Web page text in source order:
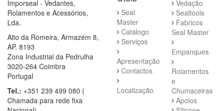
Imporseal - Vedantes,
Rolamentos e Acessórios,
Lda.
Alto da Romeira, Armazém 8,
AP. 8193
Zona Industrial da Pedrulha
3020-264 Coimbra
Portugal
Tel.: +351 239 499 080 (
Chamada para rede fixa
Seal
Master
Catálogo
Serviços
Apresentação
Contactos
Localização
Vedação
Sealtools
Fabricos
Seal Master
Empanques
Rolamentos
e
Chumaceiras
Apoios